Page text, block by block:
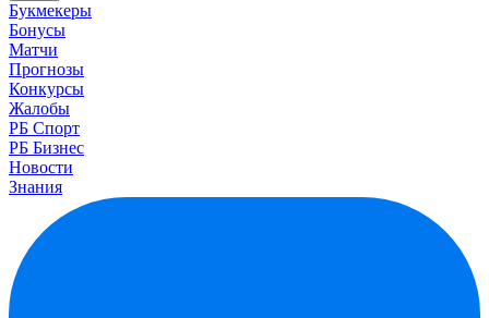
Букмекеры
Бонусы
Матчи
Прогнозы
Конкурсы
Жалобы
РБ Спорт
РБ Бизнес
Новости
Знания